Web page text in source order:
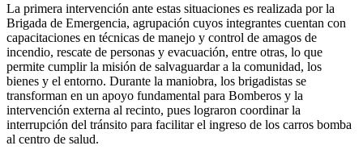
La primera intervención ante estas situaciones es realizada por la
Brigada de Emergencia, agrupación cuyos integrantes cuentan con
capacitaciones en técnicas de manejo y control de amagos de
incendio, rescate de personas y evacuación, entre otras, lo que
permite cumplir la misión de salvaguardar a la comunidad, los
bienes y el entorno. Durante la maniobra, los brigadistas se
transforman en un apoyo fundamental para Bomberos y la
intervención externa al recinto, pues lograron coordinar la
interrupción del tránsito para facilitar el ingreso de los carros bomba
al centro de salud.